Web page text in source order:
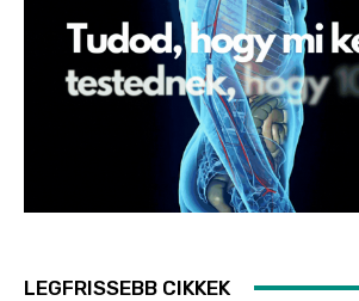
LEGFRISSEBB CIKKEK